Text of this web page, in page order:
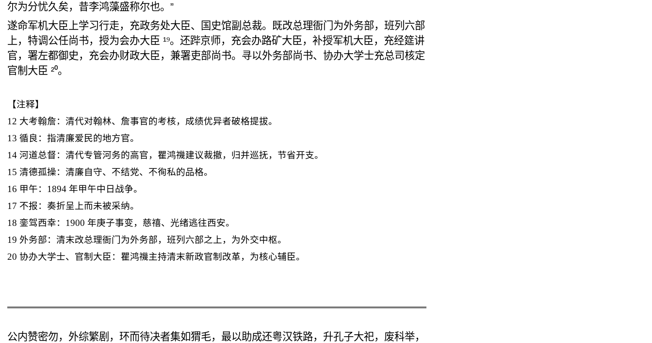
尔为分忧久矣，昔李鸿藻盛称尔也。”
遂命军机大臣上学习行走，充政务处大臣、国史馆副总裁。既改总理衙门为外务部，班列六部
上，特调公任尚书，授为会办大臣 ¹⁹。还跸京师， 充会办路矿大臣，补授军机大臣，充经筵讲
官，署左都御史， 充会办财政大臣，兼署吏部尚书。寻以外务部尚书、协办大学士充总司核定
官制大臣 ²⁰。
【注释】
12 大考翰詹：清代对翰林、 詹事官的考核，成绩优异者破格提拔。
13循良：指清廉爱民的地方官。
14河道总督：清代专管河务的高官，瞿鸿禨建议裁撤，归并巡抚，节省开支。
15清德孤操：清廉自守、不结党、不徇私的品格。
16 甲午： 1894年甲午中日战争。
17 不报：奏折呈上而未被采纳。
18銮驾西幸： 1900年庚子事变，慈禧、光绪逃往西安。
19 外务部：清末改总理衙门为外务部，班列六部之上，为外交中枢。
20协办大学士、官制大臣：瞿鸿禨主持清末新政官制改革，为核心辅臣。
公内赞密勿，外综繁剧 ，环而待决者集如猬毛，最以助成还粤汉铁路，升孔子大祀，废科举，